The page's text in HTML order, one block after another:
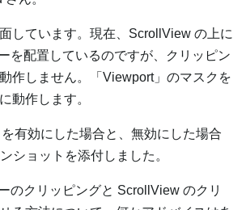
しています。現在、ScrollView の上に
を配置しているのですが、クリッピン
作しません。「Viewport」のマスクを
動作します。
有効にした場合と、無効にした場合
ショットを添付しました。
のクリッピングと ScrollView のクリ